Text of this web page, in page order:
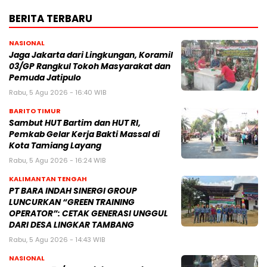
BERITA TERBARU
NASIONAL
Jaga Jakarta dari Lingkungan, Koramil
03/GP Rangkul Tokoh Masyarakat dan
Pemuda Jatipulo
Rabu, 5 Agu 2026 - 16:40 WIB
BARITO TIMUR
Sambut HUT Bartim dan HUT RI,
Pemkab Gelar Kerja Bakti Massal di
Kota Tamiang Layang
Rabu, 5 Agu 2026 - 16:24 WIB
KALIMANTAN TENGAH
PT BARA INDAH SINERGI GROUP
LUNCURKAN “GREEN TRAINING
OPERATOR”: CETAK GENERASI UNGGUL
DARI DESA LINGKAR TAMBANG
Rabu, 5 Agu 2026 - 14:43 WIB
NASIONAL